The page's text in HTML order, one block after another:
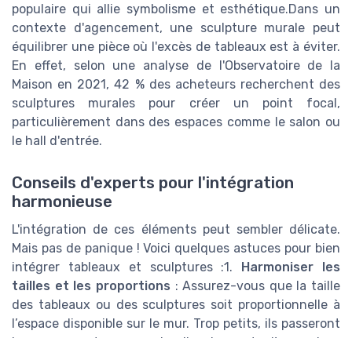
populaire qui allie symbolisme et esthétique.Dans un
contexte d'agencement, une sculpture murale peut
équilibrer une pièce où l'excès de tableaux est à éviter.
En effet, selon une analyse de l'Observatoire de la
Maison en 2021, 42 % des acheteurs recherchent des
sculptures murales pour créer un point focal,
particulièrement dans des espaces comme le salon ou
le hall d'entrée.
Conseils d'experts pour l'intégration
harmonieuse
L'intégration de ces éléments peut sembler délicate.
Mais pas de panique ! Voici quelques astuces pour bien
intégrer tableaux et sculptures :1. Harmoniser les
tailles et les proportions : Assurez-vous que la taille
des tableaux ou des sculptures soit proportionnelle à
l’espace disponible sur le mur. Trop petits, ils passeront